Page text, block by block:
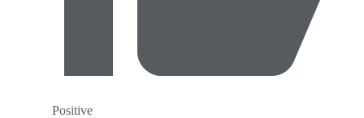
Positive